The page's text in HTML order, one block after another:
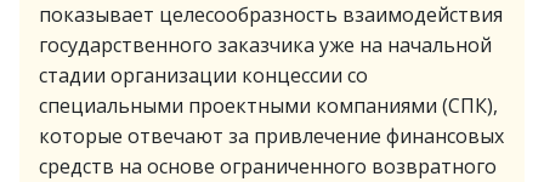
показывает целесообразность взаимодействия
государственного заказчика уже на начальной
стадии организации концессии со
специальными проектными компаниями (СПК),
которые отвечают за привлечение финансовых
средств на основе ограниченного возвратного